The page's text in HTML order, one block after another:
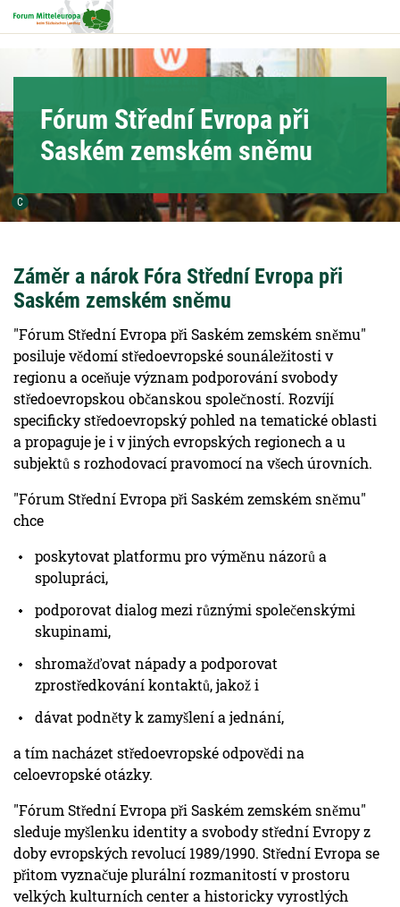
Hauptnavigation
Service
C Urheber der Grafik:
Fórum Střední Evropa při
Saském zemském sněmu
Záměr a nárok Fóra Střední Evropa při
Saském zemském sněmu
"Fórum Střední Evropa při Saském zemském sněmu"
posiluje vědomí středoevropské sounáležitosti v
regionu a oceňuje význam podporování svobody
středoevropskou občanskou společností. Rozvíjí
specificky středoevropský pohled na tematické oblasti
a propaguje je i v jiných evropských regionech a u
subjektů s rozhodovací pravomocí na všech úrovních.
"Fórum Střední Evropa při Saském zemském sněmu"
chce
poskytovat platformu pro výměnu názorů a
spolupráci,
podporovat dialog mezi různými společenskými
skupinami,
shromažďovat nápady a podporovat
zprostředkování kontaktů, jakož i
dávat podněty k zamyšlení a jednání,
a tím nacházet středoevropské odpovědi na
celoevropské otázky.
"Fórum Střední Evropa při Saském zemském sněmu"
sleduje myšlenku identity a svobody střední Evropy z
doby evropských revolucí 1989/1990. Střední Evropa se
přitom vyznačuje plurální rozmanitostí v prostoru
velkých kulturních center a historicky vyrostlých